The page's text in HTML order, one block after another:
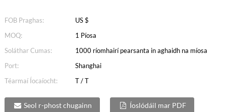
FOB Praghas:
US $
MOQ:
1 Píosa
Soláthar Cumas:
1000 ríomhairí pearsanta in aghaidh na míosa
Port:
Shanghai
Téarmaí Íocaíocht:
T / T
Seol r-phost chugainn Íoslódáil mar PDF